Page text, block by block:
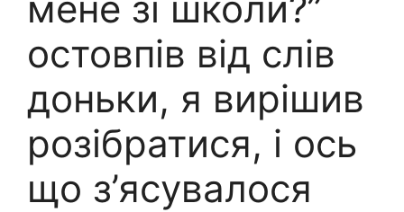
остовпів від слів
доньки, я вирішив
розібратися, і ось
що з’ясувалося